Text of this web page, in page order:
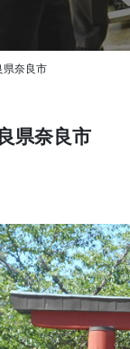
県奈良市
県奈良市